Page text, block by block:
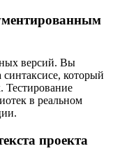
версий. Вы
который
Тестирование
в реальном
проекта